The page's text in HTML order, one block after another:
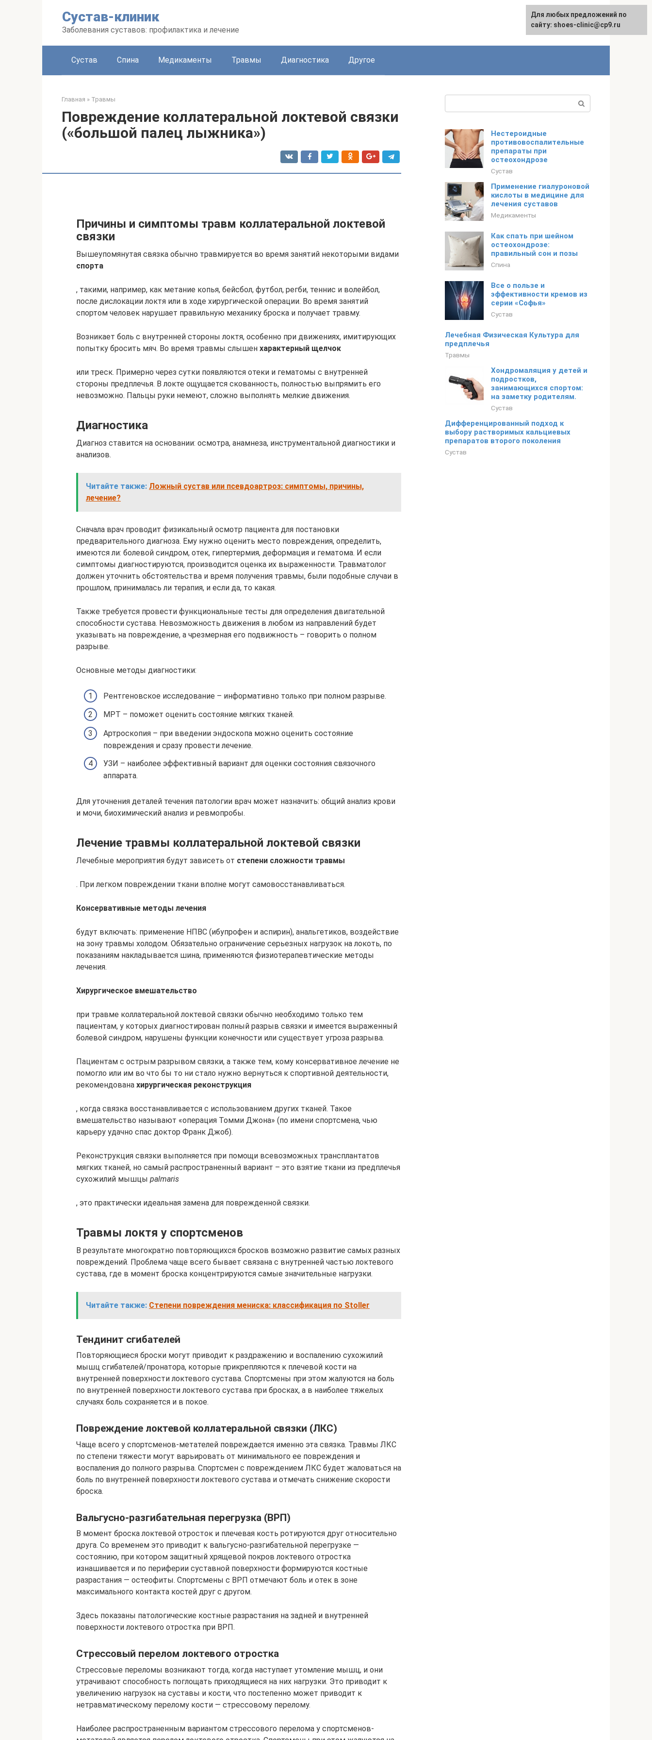
Сустав-клиник
Заболевания суставов: профилактика и лечение
Сустав Спина Медикаменты Травмы Диагностика Другое
Главная » Травмы
Повреждение коллатеральной локтевой связки
(«большой палец лыжника»)
Причины и симптомы травм коллатеральной локтевой
связки
Вышеупомянутая связка обычно травмируется во время занятий некоторыми видами
спорта
, такими, например, как метание копья, бейсбол, футбол, регби, теннис и волейбол,
после дислокации локтя или в ходе хирургической операции. Во время занятий
спортом человек нарушает правильную механику броска и получает травму.
Возникает боль с внутренней стороны локтя, особенно при движениях, имитирующих
попытку бросить мяч. Во время травмы слышен характерный щелчок
или треск. Примерно через сутки появляются отеки и гематомы с внутренней
стороны предплечья. В локте ощущается скованность, полностью выпрямить его
невозможно. Пальцы руки немеют, сложно выполнять мелкие движения.
Диагностика
Диагноз ставится на основании: осмотра, анамнеза, инструментальной диагностики и
анализов.
Читайте также: Ложный сустав или псевдоартроз: симптомы, причины,
лечение?
Сначала врач проводит физикальный осмотр пациента для постановки
предварительного диагноза. Ему нужно оценить место повреждения, определить,
имеются ли: болевой синдром, отек, гипертермия, деформация и гематома. И если
симптомы диагностируются, производится оценка их выраженности. Травматолог
должен уточнить обстоятельства и время получения травмы, были подобные случаи в
прошлом, принималась ли терапия, и если да, то какая.
Также требуется провести функциональные тесты для определения двигательной
способности сустава. Невозможность движения в любом из направлений будет
указывать на повреждение, а чрезмерная его подвижность – говорить о полном
разрыве.
Основные методы диагностики:
Рентгеновское исследование – информативно только при полном разрыве.
МРТ – поможет оценить состояние мягких тканей.
Артроскопия – при введении эндоскопа можно оценить состояние
повреждения и сразу провести лечение.
УЗИ – наиболее эффективный вариант для оценки состояния связочного
аппарата.
Для уточнения деталей течения патологии врач может назначить: общий анализ крови
и мочи, биохимический анализ и ревмопробы.
Лечение травмы коллатеральной локтевой связки
Лечебные мероприятия будут зависеть от степени сложности травмы
. При легком повреждении ткани вполне могут самовосстанавливаться.
Консервативные методы лечения
будут включать: применение НПВС (ибупрофен и аспирин), анальгетиков, воздействие
на зону травмы холодом. Обязательно ограничение серьезных нагрузок на локоть, по
показаниям накладывается шина, применяются физиотерапевтические методы
лечения.
Хирургическое вмешательство
при травме коллатеральной локтевой связки обычно необходимо только тем
пациентам, у которых диагностирован полный разрыв связки и имеется выраженный
болевой синдром, нарушены функции конечности или существует угроза разрыва.
Пациентам с острым разрывом связки, а также тем, кому консервативное лечение не
помогло или им во что бы то ни стало нужно вернуться к спортивной деятельности,
рекомендована хирургическая реконструкция
, когда связка восстанавливается с использованием других тканей. Такое
вмешательство называют «операция Томми Джона» (по имени спортсмена, чью
карьеру удачно спас доктор Франк Джоб).
Реконструкция связки выполняется при помощи всевозможных трансплантатов
мягких тканей, но самый распространенный вариант – это взятие ткани из предплечья
сухожилий мышцы palmaris
, это практически идеальная замена для поврежденной связки.
Травмы локтя у спортсменов
В результате многократно повторяющихся бросков возможно развитие самых разных
повреждений. Проблема чаще всего бывает связана с внутренней частью локтевого
сустава, где в момент броска концентрируются самые значительные нагрузки.
Читайте также: Степени повреждения мениска: классификация по Stoller
Тендинит сгибателей
Повторяющиеся броски могут приводит к раздражению и воспалению сухожилий
мышц сгибателей/пронатора, которые прикрепляются к плечевой кости на
внутренней поверхности локтевого сустава. Спортсмены при этом жалуются на боль
по внутренней поверхности локтевого сустава при бросках, а в наиболее тяжелых
случаях боль сохраняется и в покое.
Повреждение локтевой коллатеральной связки (ЛКС)
Чаще всего у спортсменов-метателей повреждается именно эта связка. Травмы ЛКС
по степени тяжести могут варьировать от минимального ее повреждения и
воспаления до полного разрыва. Спортсмен с повреждением ЛКС будет жаловаться на
боль по внутренней поверхности локтевого сустава и отмечать снижение скорости
броска.
Вальгусно-разгибательная перегрузка (ВРП)
В момент броска локтевой отросток и плечевая кость ротируются друг относительно
друга. Со временем это приводит к вальгусно-разгибательной перегрузке —
состоянию, при котором защитный хрящевой покров локтевого отростка
изнашивается и по периферии суставной поверхности формируются костные
разрастания — остеофиты. Спортсмены с ВРП отмечают боль и отек в зоне
максимального контакта костей друг с другом.
Здесь показаны патологические костные разрастания на задней и внутренней
поверхности локтевого отростка при ВРП.
Стрессовый перелом локтевого отростка
Стрессовые переломы возникают тогда, когда наступает утомление мышц, и они
утрачивают способность поглощать приходящиеся на них нагрузки. Это приводит к
увеличению нагрузок на суставы и кости, что постепенно может приводит к
нетравматическому перелому кости — стрессовому перелому.
Наиболее распространенным вариантом стрессового перелома у спортсменов-
Нестероидные
противовоспалительные
препараты при
остеохондрозе
Сустав
Применение гиалуроновой
кислоты в медицине для
лечения суставов
Медикаменты
Как спать при шейном
остеохондрозе:
правильный сон и позы
Спина
Все о пользе и
эффективности кремов из
серии «Софья»
Сустав
Лечебная Физическая Культура для
предплечья
Травмы
Хондромаляция у детей и
подростков,
занимающихся спортом:
на заметку родителям.
Сустав
Дифференцированный подход к
выбору растворимых кальциевых
препаратов второго поколения
Сустав
Для любых предложений по
сайту: shoes-clinic@cp9.ru